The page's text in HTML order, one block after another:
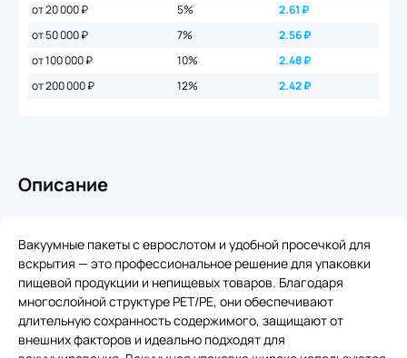
от 20 000 ₽ 5% 2.61₽
от 50 000 ₽
7% 2.56₽
от 100 000 ₽
10% 2.48₽
от 200 000 ₽
12% 2.42₽
Описание
Вакуумные пакеты с еврослотом и удобной просечкой для
вскрытия — это профессиональное решение для упаковки
пищевой продукции и непищевых товаров. Благодаря
многослойной структуре PET/PE, они обеспечивают
длительную сохранность содержимого, защищают от
внешних факторов и идеально подходят для